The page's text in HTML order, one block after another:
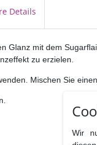
Details
Glanz mit dem
zu erzielen.
Mischen Sie
Wir